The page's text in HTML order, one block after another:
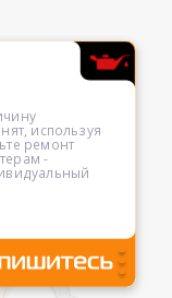
используя
ремонт
-